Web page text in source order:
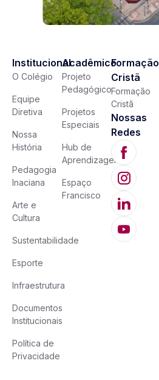
Institucional
O Colégio
Equipe
Diretiva
Nossa
História
Pedagogia
Inaciana
Arte e
Cultura
Sustentabilidade
Esporte
Infraestrutura
Documentos
Institucionais
Política de
Privacidade
Acadêmico
Projeto
Pedagógico
Projetos
Especiais
Hub de
Aprendizagem
Espaço
Francisco
Formação
Cristã
Formação
Cristã
Nossas
Redes